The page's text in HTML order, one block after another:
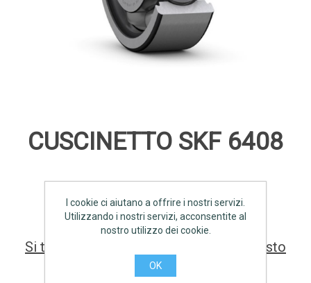
CUSCINETTO SKF 6408
Si tratta della prima recensione per questo
prodotto
I cookie ci aiutano a offrire i nostri servizi.
Utilizzando i nostri servizi, acconsentite al
nostro utilizzo dei cookie.
OK